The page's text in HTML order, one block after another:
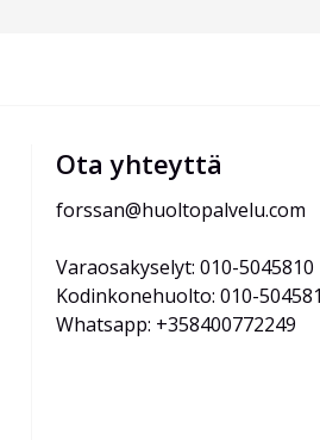
Ota yhteyttä
forssan@huoltopalvelu.com
Varaosakyselyt: 010-5045810
Kodinkonehuolto: 010-
Whatsapp: +358400772249